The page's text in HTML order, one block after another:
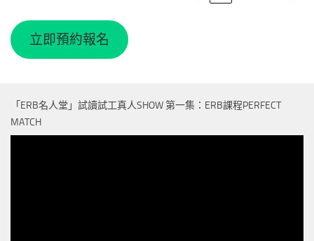
立即預約報名
「ERB名人堂」試讀試工真人SHOW 第一集：ERB課程PERFECT
MATCH